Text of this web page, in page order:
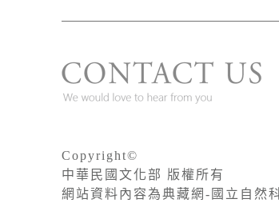
Copyright©
中華民國文化部 版權所有
網站資料內容為典藏網-國立自然